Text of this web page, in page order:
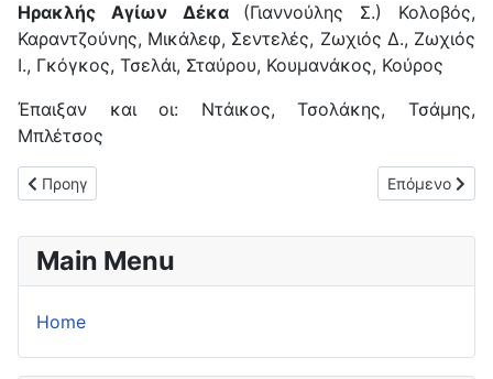
Ηρακλής Αγίων Δέκα (Γιαννούλης Σ.) Κολοβός,
Καραντζούνης, Μικάλεφ, Σεντελές, Ζωχιός Δ., Ζωχιός
Ι., Γκόγκος, Τσελάι, Σταύρου, Κουμανάκος, Κούρος
Έπαιξαν και οι: Ντάικος, Τσολάκης, Τσάμης,
Μπλέτσος
Προηγούμενο άρθρο: Νέα νίκη για το Δία Κασσιώπης (5-2)
Προηγ Επόμενο
Επόμενο
Main Menu
Home